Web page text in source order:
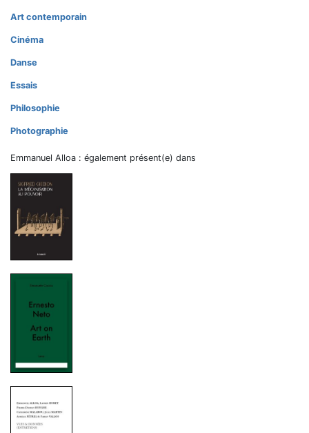
Art contemporain
Cinéma
Danse
Essais
Philosophie
Photographie
Emmanuel Alloa : également présent(e) dans